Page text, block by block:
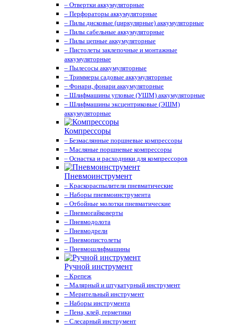
– Отвертки аккумуляторные
– Перфораторы аккумуляторные
– Пилы дисковые (циркулярные) аккумуляторные
– Пилы сабельные аккумуляторные
– Пилы цепные аккумуляторные
– Пистолеты заклепочные и монтажные
аккумуляторные
– Пылесосы аккумуляторные
– Триммеры садовые аккумуляторные
– Фонари, фонари аккумуляторные
– Шлифмашины угловые (УШМ) аккумуляторные
– Шлифмашины эксцентриковые (ЭШМ)
аккумуляторные
Компрессоры
– Безмаслянные поршневые компрессоры
– Масляные поршневые компрессоры
– Оснастка и расходники для компрессоров
Пневмоинструмент
– Краскораспылители пневматические
– Наборы пневмоинструмента
– Отбойные молотки пневматические
– Пневмогайковерты
– Пневмодолота
– Пневмодрели
– Пневмопистолеты
– Пневмошлифмашины
Ручной инструмент
– Крепеж
– Малярный и штукатурный инструмент
– Мерительный инструмент
– Наборы инструмента
– Пена, клей, герметики
– Слесарный инструмент